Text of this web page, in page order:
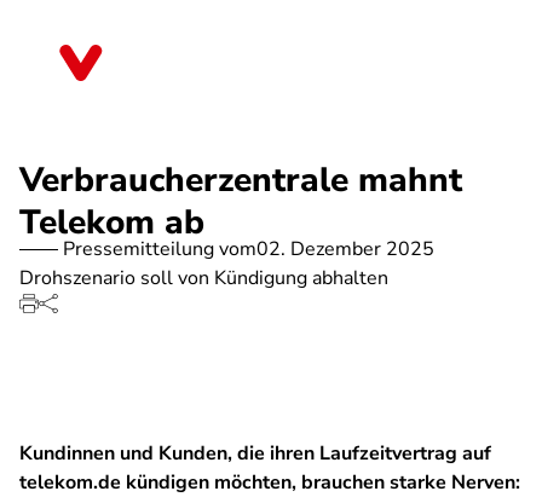
Verbraucherzentrale mahnt
Telekom ab
Pressemitteilung vom02. Dezember 2025
Drohszenario soll von Kündigung abhalten
Kundinnen und Kunden, die ihren Laufzeitvertrag auf
telekom.de kündigen möchten, brauchen starke Nerven: